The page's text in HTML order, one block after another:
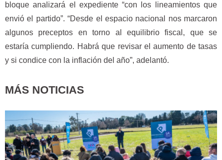
bloque analizará el expediente “con los lineamientos que
envió el partido”. “Desde el espacio nacional nos marcaron
algunos preceptos en torno al equilibrio fiscal, que se
estaría cumpliendo. Habrá que revisar el aumento de tasas
y si condice con la inflación del año”, adelantó.
MÁS NOTICIAS